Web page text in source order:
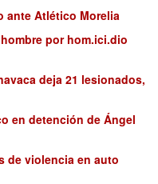
ante Atlético Morelia
por hom.ici.dio
deja 21 lesionados,
en detención de Ángel
de violencia en auto